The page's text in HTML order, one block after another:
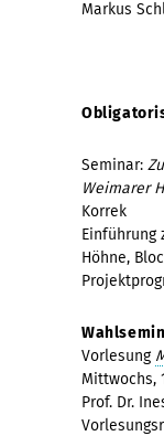
Markus
Seminar:
Weimarer
Korrek
Einführung
Höhne,
Vorlesung
Mittwochs,
Prof. Dr.